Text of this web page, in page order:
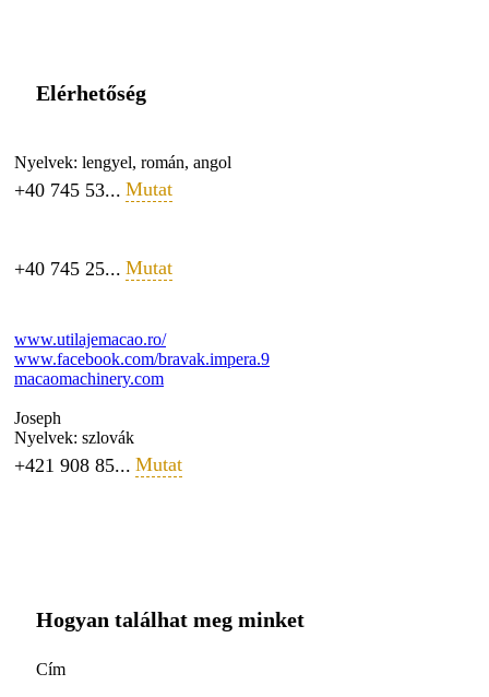
Elérhetőség
Nyelvek: lengyel, román, angol
+40 745 53... Mutat
+40 745 25... Mutat
www.utilajemacao.ro/
www.facebook.com/bravak.impera.9
macaomachinery.com
Joseph
Nyelvek: szlovák
+421 908 85... Mutat
Hogyan találhat meg minket
Сím